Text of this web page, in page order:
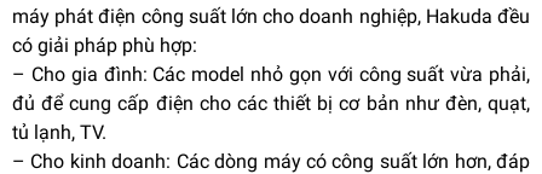
máy phát điện công suất lớn cho doanh nghiệp, Hakuda đều
có giải pháp phù hợp:
– Cho gia đình: Các model nhỏ gọn với công suất vừa phải,
đủ để cung cấp điện cho các thiết bị cơ bản như đèn, quạt,
tủ lạnh, TV.
– Cho kinh doanh: Các dòng máy có công suất lớn hơn, đáp